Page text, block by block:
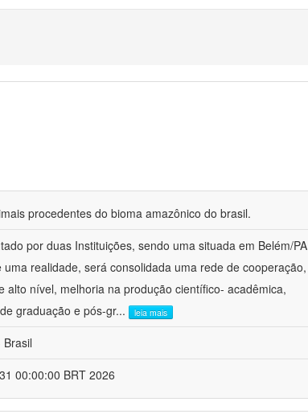
procedentes do bioma amazônico do brasil.
por duas Instituições, sendo uma situada em Belém/PA
realidade, será consolidada uma rede de cooperação,
nível, melhoria na produção científico- acadêmica,
graduação e pós-gr... leia mais
Brasil
00:00:00 BRT 2026